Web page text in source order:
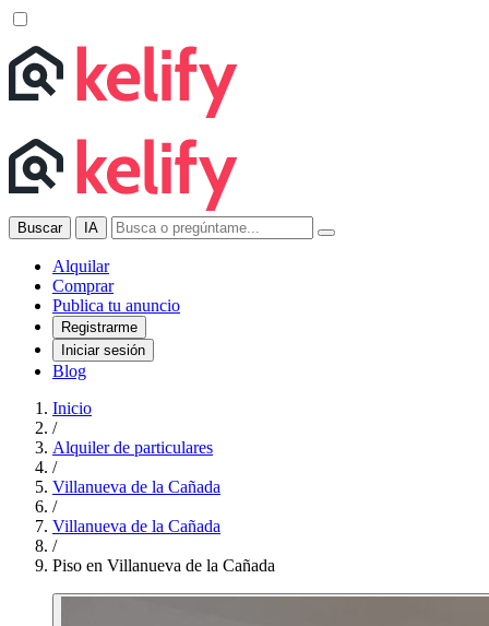
Buscar IA
Alquilar
Comprar
Publica tu anuncio
Registrarme
Iniciar sesión
Blog
Inicio
/
Alquiler de particulares
/
Villanueva de la Cañada
/
Villanueva de la Cañada
/
Piso en Villanueva de la Cañada